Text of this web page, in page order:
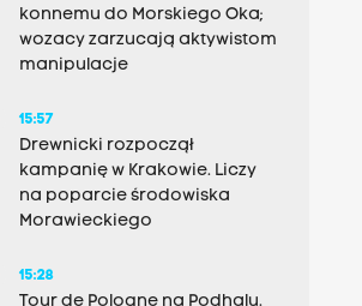
konnemu do Morskiego Oka;
wozacy zarzucają aktywistom
manipulacje
15:57
Drewnicki rozpoczął
kampanię w Krakowie. Liczy
na poparcie środowiska
Morawieckiego
15:28
Tour de Pologne na Podhalu.